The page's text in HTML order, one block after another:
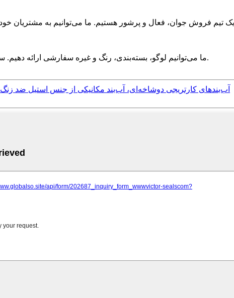
ما می‌توانیم لوگو، بسته‌بندی، رنگ و غیره سفارشی ارائه دهیم. سفارش نمونه یا سفارش کوچک کاملاً مورد استقبال قرار می‌گیرد.
آب‌بندهای مکانیکی کارتریجی پمپ Flygt-4 Flygt Xylem، آب‌بندهای کارتریجی دوشاخه‌ای، آب‌بند مکانیکی از جنس استیل ضد زنگ